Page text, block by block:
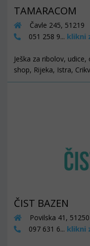
TAMARACOM
Čavle 245,
051 258 9... klikni
Ješka za ribolov,
shop, Rijeka, Istra,
ČIST BAZEN
Povilska 41,
097 631 6... klikni